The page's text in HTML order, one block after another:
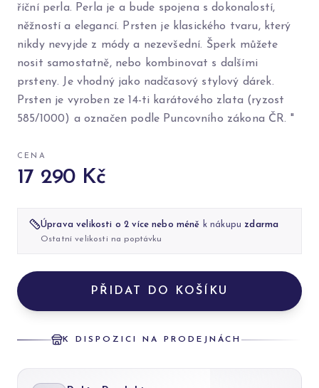
říční perla. Perla je a bude spojena s dokonalostí,
něžností a elegancí. Prsten je klasického tvaru, který
nikdy nevyjde z módy a nezevšední. Šperk můžete
nosit samostatně, nebo kombinovat s dalšími
prsteny. Je vhodný jako nadčasový stylový dárek.
Prsten je vyroben ze 14-ti karátového zlata (ryzost
585/1000) a označen podle Puncovního zákona ČR. "
CENA
17 290 Kč
Úprava velikosti o 2 více nebo méně k nákupu zdarma
Ostatní velikosti na poptávku
PŘIDAT DO KOŠÍKU
K DISPOZICI NA PRODEJNÁCH